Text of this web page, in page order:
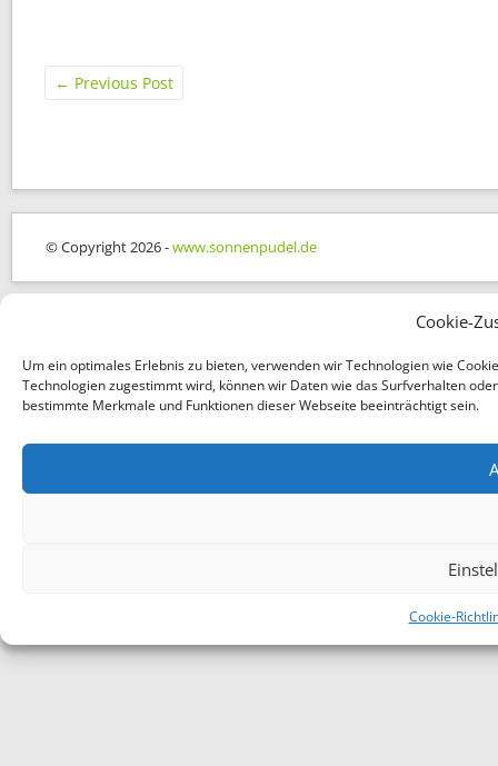
Cookie-
Um ein optimales Erlebnis zu bieten, verwenden wir Technologien wie
Technologien zugestimmt wird, können wir Daten wie das Surfverhalten
bestimmte Merkmale und Funktionen dieser Webseite beeinträchtigt sein.
Cookie-
← Previous Post
© Copyright 2026 -www.sonnenpudel.de